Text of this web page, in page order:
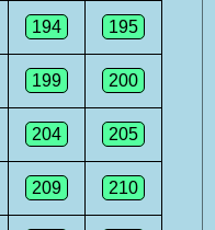
194 195
199 200
204 205
209 210